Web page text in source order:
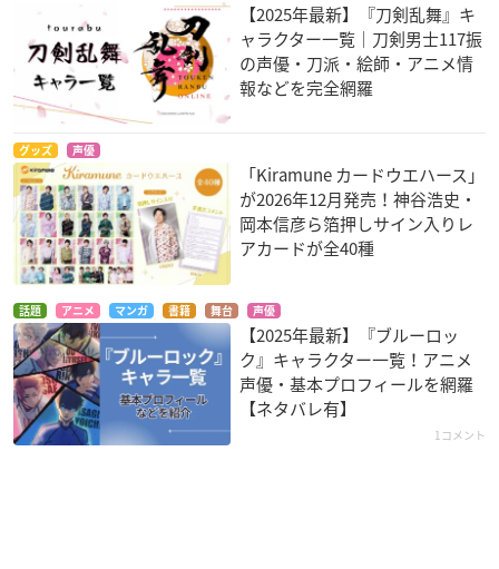
【2025年最新】『刀剣乱舞』キ
ャラクター一覧｜刀剣男士117振
の声優・刀派・絵師・アニメ情
報などを完全網羅
グッズ 声優
「Kiramune カードウエハース」
が2026年12月発売！神谷浩史・
岡本信彦ら箔押しサイン入りレ
アカードが全40種
話題 アニメ マンガ 書籍 舞台 声優
【2025年最新】『ブルーロッ
ク』キャラクター一覧！アニメ
声優・基本プロフィールを網羅
【ネタバレ有】
1コメント